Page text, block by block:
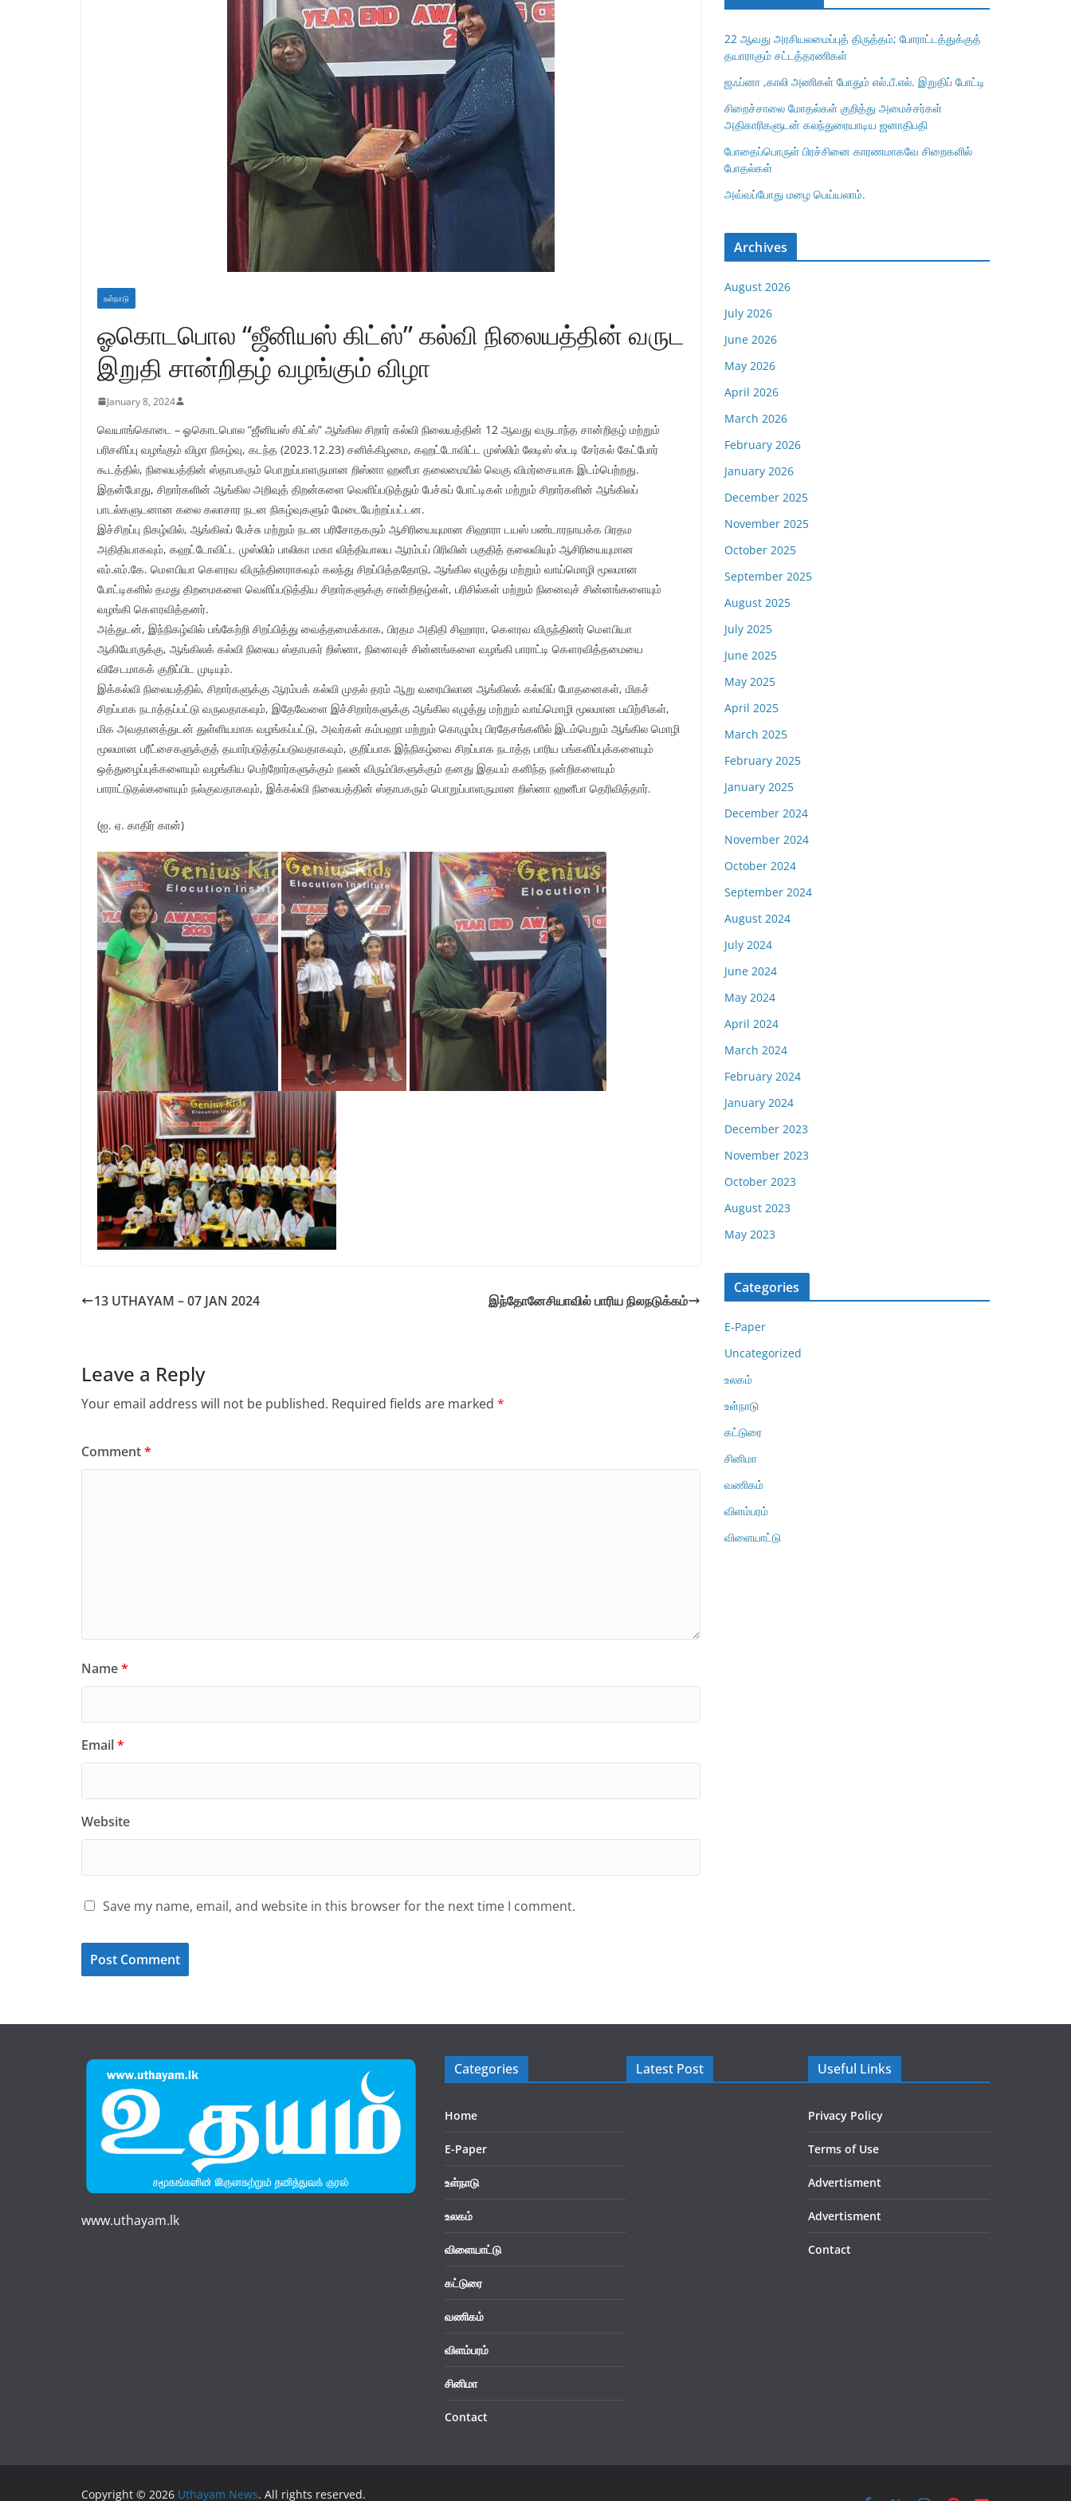
உள்நாடு
ஓகொடபொல “ஜீனியஸ் கிட்ஸ்” கல்வி நிலையத்தின் வருட
இறுதி சான்றிதழ் வழங்கும் விழா
January 8, 2024
வெயாங்கொடை – ஓகொடபொல “ஜீனியஸ் கிட்ஸ்” ஆங்கில சிறார் கல்வி நிலையத்தின் 12 ஆவது வருடாந்த சான்றிதழ் மற்றும்
பரிசளிப்பு வழங்கும் விழா நிகழ்வு, கடந்த (2023.12.23) சனிக்கிழமை, கஹட்டோவிட்ட முஸ்லிம் லேடிஸ் ஸ்டடி சேர்கல் கேட்போர்
கூடத்தில், நிலையத்தின் ஸ்தாபகரும் பொறுப்பாளருமான றிஸ்னா ஹனீபா தலைமையில் வெகு விமர்சையாக இடம்பெற்றது.
இதன்போது, சிறார்களின் ஆங்கில அறிவுத் திறன்களை வெளிப்படுத்தும் பேச்சுப் போட்டிகள் மற்றும் சிறார்களின் ஆங்கிலப்
பாடல்களுடனான கலை கலாசார நடன நிகழ்வுகளும் மேடையேற்றப்பட்டன.
இச்சிறப்பு நிகழ்வில், ஆங்கிலப் பேச்சு மற்றும் நடன பரிசோதகரும் ஆசிரியையுமான சிஹாரா டயஸ் பண்டாரநாயக்க பிரதம
அதிதியாகவும், கஹட்டோவிட்ட முஸ்லிம் பாலிகா மகா வித்தியாலய ஆரம்பப் பிரிவின் பகுதித் தலைவியும் ஆசிரியையுமான
எம்.எம்.கே. மௌபியா கௌரவ விருந்தினராகவும் கலந்து சிறப்பித்ததோடு, ஆங்கில எழுத்து மற்றும் வாய்மொழி மூலமான
போட்டிகளில் தமது திறமைகளை வெளிப்படுத்திய சிறார்களுக்கு சான்றிதழ்கள், பரிசில்கள் மற்றும் நினைவுச் சின்னங்களையும்
வழங்கி கௌரவித்தனர்.
அத்துடன், இந்நிகழ்வில் பங்கேற்றி சிறப்பித்து வைத்தமைக்காக, பிரதம அதிதி சிஹாரா, கௌரவ விருந்தினர் மௌபியா
ஆகியோருக்கு, ஆங்கிலக் கல்வி நிலைய ஸ்தாபகர் றிஸ்னா, நினைவுச் சின்னங்களை வழங்கி பாராட்டி கௌரவித்தமையை
விசேடமாகக் குறிப்பிட முடியும்.
இக்கல்வி நிலையத்தில், சிறார்களுக்கு ஆரம்பக் கல்வி முதல் தரம் ஆறு வரையிலான ஆங்கிலக் கல்விப் போதனைகள், மிகச்
சிறப்பாக நடாத்தப்பட்டு வருவதாகவும், இதேவேளை இச்சிறார்களுக்கு ஆங்கில எழுத்து மற்றும் வாய்மொழி மூலமான பயிற்சிகள்,
மிக அவதானத்துடன் துள்ளியமாக வழங்கப்பட்டு, அவர்கள் கம்பஹா மற்றும் கொழும்பு பிரதேசங்களில் இடம்பெறும் ஆங்கில மொழி
மூலமான பரீட்சைகளுக்குத் தயார்படுத்தப்படுவதாகவும், குறிப்பாக இந்நிகழ்வை சிறப்பாக நடாத்த பாரிய பங்களிப்புக்களையும்
ஒத்துழைப்புக்களையும் வழங்கிய பெற்றோர்களுக்கும் நலன் விரும்பிகளுக்கும் தனது இதயம் கனிந்த நன்றிகளையும்
பாராட்டுதல்களையும் நல்குவதாகவும், இக்கல்வி நிலையத்தின் ஸ்தாபகரும் பொறுப்பாளருமான றிஸ்னா ஹனீபா தெரிவித்தார்.
(ஐ. ஏ. காதிர் கான்)
13 UTHAYAM – 07 JAN 2024 இந்தோனேசியாவில் பாரிய நிலநடுக்கம்
Leave a Reply
Your email address will not be published. Required fields are marked *
Comment*
Name*
Email*
Website
Save my name, email, and website in this browser for the next time I comment.
22 ஆவது அரசியலமைப்புத் திருத்தம்; போராட்டத்துக்குத்
தயாராகும் சட்டத்தரணிகள்
ஜஃப்னா ,காலி அணிகள் போதும் எல்.பீ.எல். இறுதிப் போட்டி
சிறைச்சாலை மோதல்கள் குறித்து அமைச்சர்கள்
அதிகாரிகளுடன் கலந்துரையாடிய ஜனாதிபதி
போதைப்பொருள் பிரச்சினை காரணமாகவே சிறைகளில்
போதல்கள்
அவ்வப்போது மழை பெய்யலாம்.
Archives
August 2026
July 2026
June 2026
May 2026
April 2026
March 2026
February 2026
January 2026
December 2025
November 2025
October 2025
September 2025
August 2025
July 2025
June 2025
May 2025
April 2025
March 2025
February 2025
January 2025
December 2024
November 2024
October 2024
September 2024
August 2024
July 2024
June 2024
May 2024
April 2024
March 2024
February 2024
January 2024
December 2023
November 2023
October 2023
August 2023
May 2023
Categories
E-Paper
Uncategorized
உலகம்
உள்நாடு
கட்டுரை
சினிமா
வணிகம்
விளம்பரம்
விளையாட்டு
www.uthayam.lk
Categories
Home
E-Paper
உள்நாடு
உலகம்
விளையாட்டு
கட்டுரை
வணிகம்
விளம்பரம்
சினிமா
Contact
Latest Post Useful Links
Privacy Policy
Terms of Use
Advertisment
Advertisment
Contact
Copyright © 2026 Uthayam News. All rights reserved.